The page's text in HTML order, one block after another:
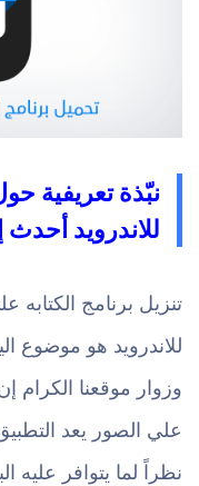
نبّذة تعريفية
للاندرويد
تنزيل برنامج
للاندرويد هو موضوع
وزوار موقعنا الكرام
علي الصور يعد
نظراً لما يتوافر عليه